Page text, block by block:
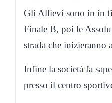
Gli Allievi sono in in
Finale B, poi le
strada che inizieranno
Infine la società fa
presso il centro